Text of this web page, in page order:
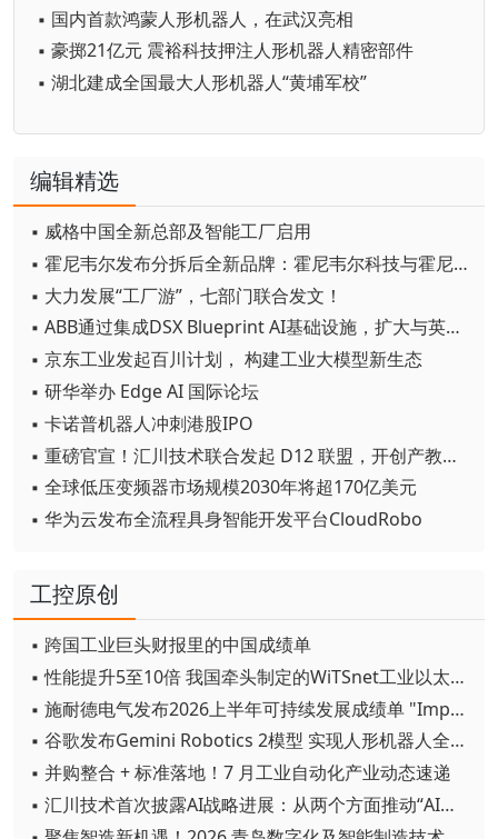
▪ 国内首款鸿蒙人形机器人，在武汉亮相
▪ 豪掷21亿元 震裕科技押注人形机器人精密部件
▪ 湖北建成全国最大人形机器人“黄埔军校”
编辑精选
▪ 威格中国全新总部及智能工厂启用
▪ 霍尼韦尔发布分拆后全新品牌：霍尼韦尔科技与霍尼韦尔航空航天
▪ 大力发展“工厂游”，七部门联合发文！
▪ ABB通过集成DSX Blueprint AI基础设施，扩大与英伟达的合作
▪ 京东工业发起百川计划， 构建工业大模型新生态
▪ 研华举办 Edge AI 国际论坛
▪ 卡诺普机器人冲刺港股IPO
▪ 重磅官宣！汇川技术联合发起 D12 联盟，开创产教融合新范式
▪ 全球低压变频器市场规模2030年将超170亿美元
▪ 华为云发布全流程具身智能开发平台CloudRobo
工控原创
▪ 跨国工业巨头财报里的中国成绩单
▪ 性能提升5至10倍 我国牵头制定的WiTSnet工业以太网国际标准正式发布
▪ 施耐德电气发布2026上半年可持续发展成绩单 "Impact 2030"路线图开局稳健
▪ 谷歌发布Gemini Robotics 2模型 实现人形机器人全身智能控制突破
▪ 并购整合 + 标准落地！7 月工业自动化产业动态速递
▪ 汇川技术首次披露AI战略进展：从两个方面推动“AI业务化”落地